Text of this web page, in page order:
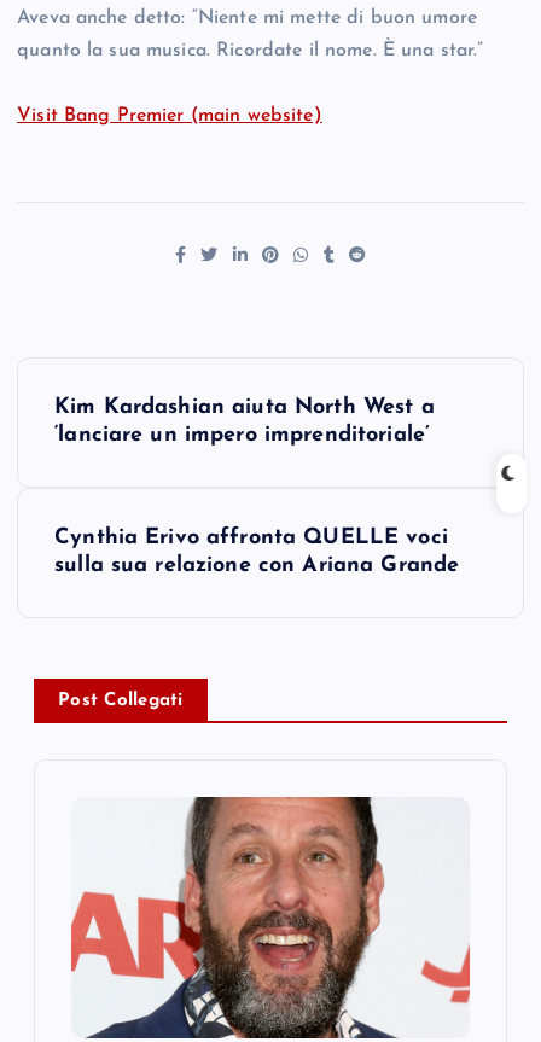
Aveva anche detto: “Niente mi mette di buon umore
quanto la sua musica. Ricordate il nome. È una star.”
Visit Bang Premier (main website)
a
v
Kim Kardashian aiuta North West a
‘lanciare un impero imprenditoriale’
Cynthia Erivo affronta QUELLE voci
sulla sua relazione con Ariana Grande
Post Collegati